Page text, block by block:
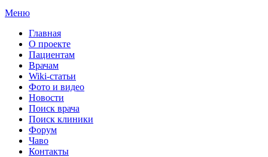
Меню
Главная
О проекте
Пациентам
Врачам
Wiki-статьи
Фото и видео
Новости
Поиск врача
Поиск клиники
Форум
Чаво
Контакты